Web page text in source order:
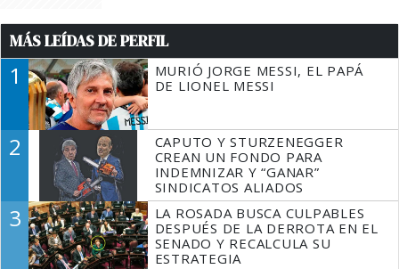
MÁS LEÍDAS DE PERFIL
1
MURIÓ JORGE MESSI, EL PAPÁ
DE LIONEL MESSI
2
CAPUTO Y STURZENEGGER
CREAN UN FONDO PARA
INDEMNIZAR Y “GANAR”
SINDICATOS ALIADOS
3
LA ROSADA BUSCA CULPABLES
DESPUÉS DE LA DERROTA EN EL
SENADO Y RECALCULA SU
ESTRATEGIA